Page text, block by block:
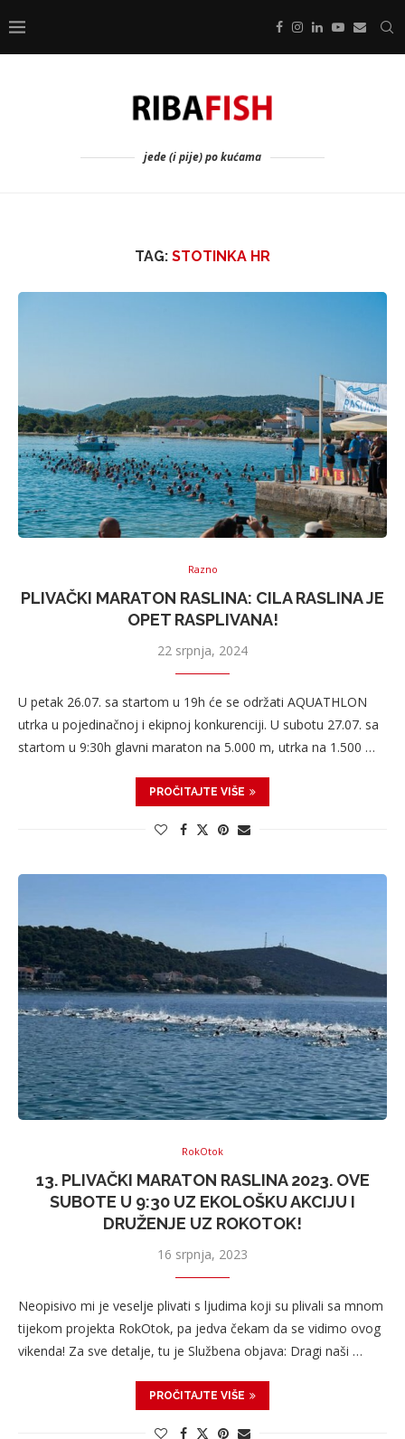
jede (i pije) po kućama
TAG: STOTINKA HR
Razno
PLIVAČKI MARATON RASLINA: CILA RASLINA JE
OPET RASPLIVANA!
22 srpnja, 2024
U petak 26.07. sa startom u 19h će se održati AQUATHLON
utrka u pojedinačnoj i ekipnoj konkurenciji. U subotu 27.07. sa
startom u 9:30h glavni maraton na 5.000 m, utrka na 1.500 …
PROČITAJTE VIŠE
RokOtok
13. PLIVAČKI MARATON RASLINA 2023. OVE
SUBOTE U 9:30 UZ EKOLOŠKU AKCIJU I
DRUŽENJE UZ ROKOTOK!
16 srpnja, 2023
Neopisivo mi je veselje plivati s ljudima koji su plivali sa mnom
tijekom projekta RokOtok, pa jedva čekam da se vidimo ovog
vikenda! Za sve detalje, tu je Službena objava: Dragi naši …
PROČITAJTE VIŠE